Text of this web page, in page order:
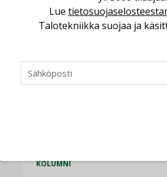
NÄKÖKULMIA
KOLUMNI
KOLUMNI
Lue
Talotekniikka suojaa ja